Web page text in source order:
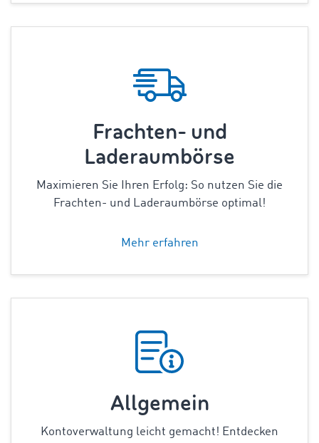
Frachten- und
Laderaumbörse
Maximieren Sie Ihren Erfolg: So nutzen Sie die
Frachten- und Laderaumbörse optimal!
Mehr erfahren
Allgemein
Kontoverwaltung leicht gemacht! Entdecken